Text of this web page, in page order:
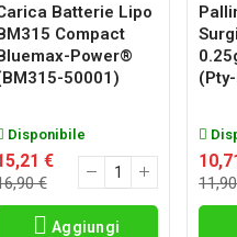
Batterie Lipo
Compact
Power®
50001)
Disponibile
€
€
Aggiungi